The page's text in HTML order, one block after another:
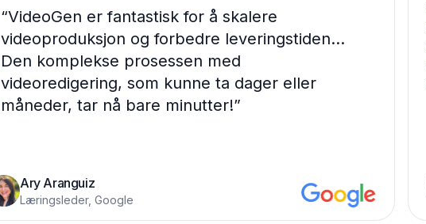
“VideoGen er fantastisk for å skalere
videoproduksjon og forbedre leveringstiden...
Den komplekse prosessen med
videoredigering, som kunne ta dager eller
måneder, tar nå bare minutter!”
Ary Aranguiz
Læringsleder, Google